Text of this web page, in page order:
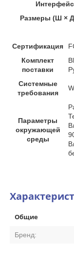
Интерфейс
Размеры (Ш ×
Сертификация
Комплект
поставки
Системные
требования
Параметры
окружающей
среды
Общие
Бренд: